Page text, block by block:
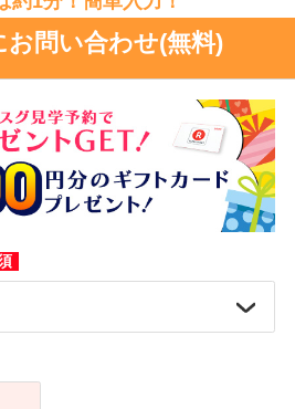
お問い合わせ(無料)